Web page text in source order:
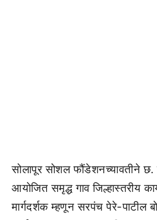
सोलापूर सोशल फौंडेशनच्यावतीने छ.
आयोजित समृद्ध गाव जिल्हास्तरीय
मार्गदर्शक म्हणून सरपंच पेरे-पाटील